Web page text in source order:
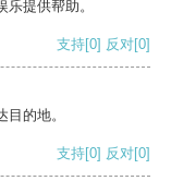
提供帮助。
支持[0] 反对[0]
的地。
支持[0] 反对[0]